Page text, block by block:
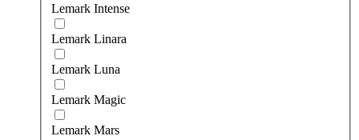
Lemark Intense
Lemark Linara
Lemark Luna
Lemark Magic
Lemark Mars